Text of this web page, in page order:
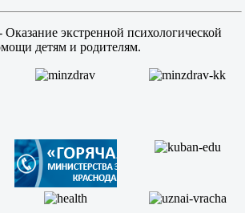
Оказание экстренной психологической
детям и родителям.